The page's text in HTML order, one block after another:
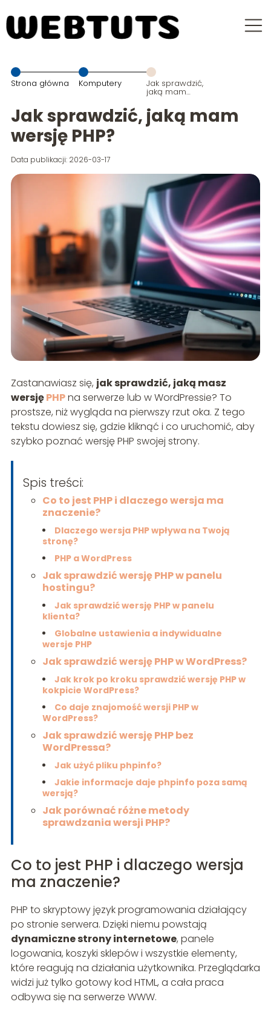
Strona główna Komputery Jak sprawdzić,
jaką mam
Jak sprawdzić, jaką mam
wersję PHP?
Data publikacji: 2026-03-17
Zastanawiasz się, jak sprawdzić, jaką masz
wersjęPHPna serwerze lub w WordPressie? To
prostsze, niż wygląda na pierwszy rzut oka. Z tego
tekstu dowiesz się, gdzie kliknąć i co uruchomić, aby
szybko poznać wersję PHP swojej strony.
Spis treści:
Co to jest PHP i dlaczego wersja ma
znaczenie?
Dlaczego wersja PHP wpływa na Twoją
stronę?
PHP a WordPress
Jak sprawdzić wersję PHP w panelu
hostingu?
Jak sprawdzić wersję PHP w panelu
klienta?
Globalne ustawienia a indywidualne
wersje PHP
Jak sprawdzić wersję PHP w WordPress?
Jak krok po kroku sprawdzić wersję PHP w
kokpicie WordPress?
Co daje znajomość wersji PHP w
WordPress?
Jak sprawdzić wersję PHP bez
WordPressa?
Jak użyć pliku phpinfo?
Jakie informacje daje phpinfo poza samą
wersją?
Jak porównać różne metody
sprawdzania wersji PHP?
Co to jest PHP i dlaczego wersja
ma znaczenie?
PHP to skryptowy język programowania działający
po stronie serwera. Dzięki niemu powstają
dynamiczne strony internetowe, panele
logowania, koszyki sklepów i wszystkie elementy,
które reagują na działania użytkownika. Przeglądarka
widzi już tylko gotowy kod HTML, a cała praca
odbywa się na serwerze WWW.